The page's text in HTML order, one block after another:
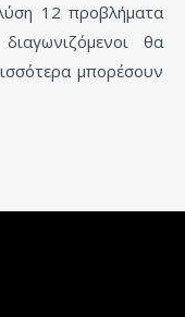
12 προβλήματα
θα
μπορέσουν